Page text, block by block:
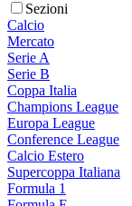
Sezioni
Calcio
Mercato
Serie A
Serie B
Coppa Italia
Champions League
Europa League
Conference League
Calcio Estero
Supercoppa Italiana
Formula 1